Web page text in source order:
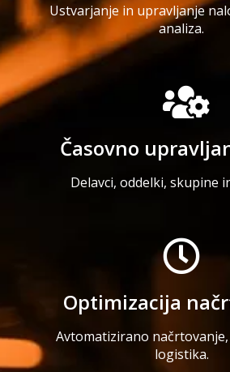
Ustvarjanje in upravljanje
analiza.
Časovno
Delavci, oddelki, skupine
Optimizacija
Avtomatizirano
logistika.